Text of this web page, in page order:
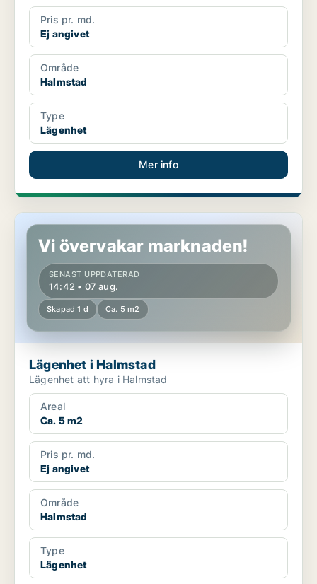
Pris pr. md.
Ej angivet
Område
Halmstad
Type
Lägenhet
Mer info
Lägenhet i Halmstad
Vi övervakar marknaden!
SENAST UPPDATERAD
14:42 • 07 aug.
Skapad 1 d Ca. 5 m2
Lägenhet i Halmstad
Lägenhet att hyra i Halmstad
Areal
Ca. 5 m2
Pris pr. md.
Ej angivet
Område
Halmstad
Type
Lägenhet